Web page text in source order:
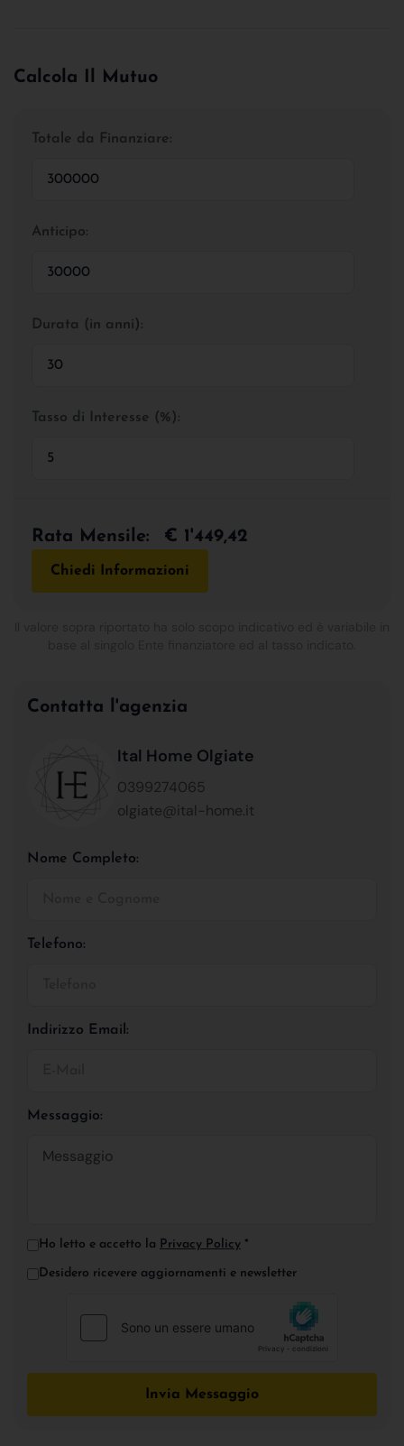
Calcola Il Mutuo
Totale da Finanziare:
Anticipo:
Durata (in anni):
Tasso di Interesse (%):
Rata Mensile: € 1'449,42
Chiedi Informazioni
Contatta l'agenzia
Ital Home Olgiate
0399274065
olgiate@ital-home.it
Nome Completo:
Telefono:
Indirizzo Email:
Messaggio:
Ho letto e accetto la Privacy Policy *
Desidero ricevere aggiornamenti e newsletter
Invia Messaggio